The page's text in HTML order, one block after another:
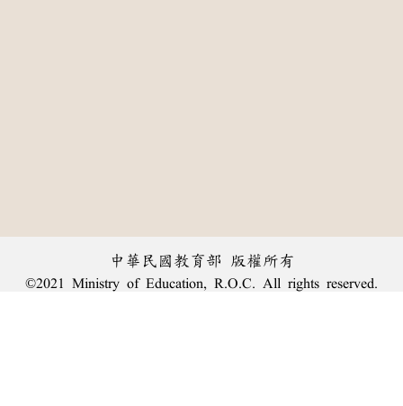
中華民國教育部 版權所有
©2021 Ministry of Education, R.O.C. All rights reserved.